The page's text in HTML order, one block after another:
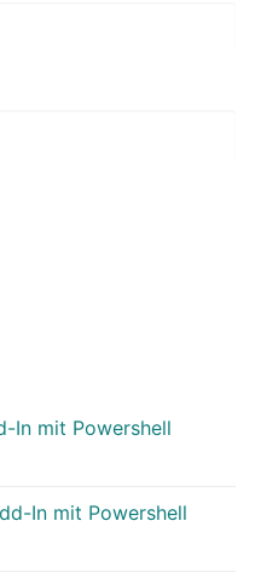
In mit Powershell
In mit Powershell